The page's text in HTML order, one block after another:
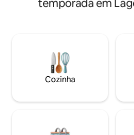
condicionado Cozinha
serviços adicionais Lavanderia, passeios
pela cidade, visita à fazenda de
depósito de bagagens, traslado e
de motocicleta.
temporada em
Cozinha